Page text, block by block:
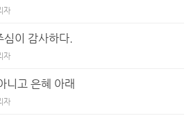
자
심이 감사하다.
자
니고 은혜 아래
자